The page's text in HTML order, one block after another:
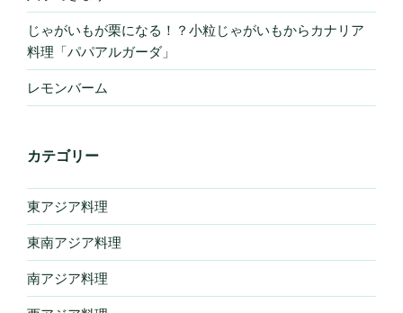
じゃがいもが栗になる！？小粒じゃがいもからカナリア
料理「パパアルガーダ」
レモンバーム
カテゴリー
東アジア料理
東南アジア料理
南アジア料理